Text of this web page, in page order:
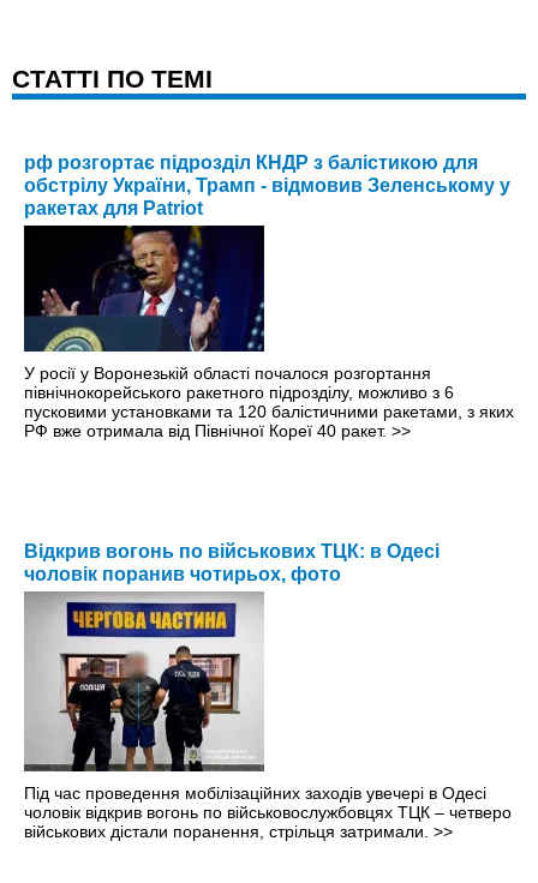
CТАТТІ ПО ТЕМІ
рф розгортає підрозділ КНДР з балістикою для
обстрілу України, Трамп - відмовив Зеленському у
ракетах для Patriot
У росії у Воронезькій області почалося розгортання
північнокорейського ракетного підрозділу, можливо з 6
пусковими установками та 120 балістичними ракетами, з яких
РФ вже отримала від Північної Кореї 40 ракет. >>
Відкрив вогонь по військових ТЦК: в Одесі
чоловік поранив чотирьох, фото
Під час проведення мобілізаційних заходів увечері в Одесі
чоловік відкрив вогонь по військовослужбовцях ТЦК – четверо
військових дістали поранення, стрільця затримали. >>